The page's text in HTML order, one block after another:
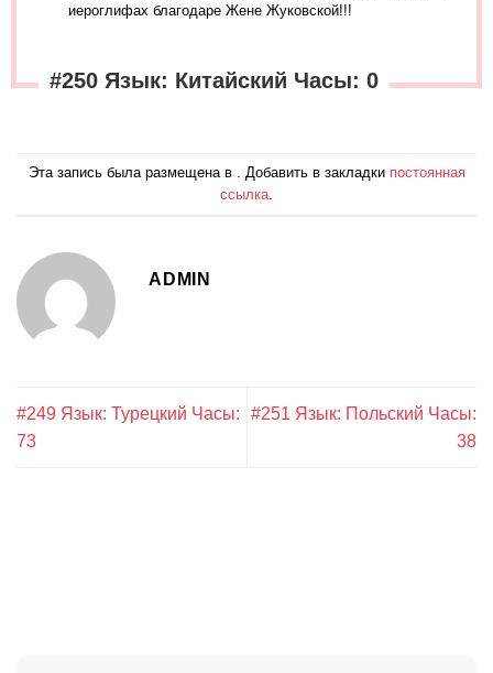
иероглифах благодаре Жене Жуковской!!!
#250 Язык: Китайский Часы: 0
Эта запись была размещена в . Добавить в закладки постоянная
ссылка
ADMIN
#249 Язык: Турецкий Часы:
73
#251 Язык: Польский Часы:
38